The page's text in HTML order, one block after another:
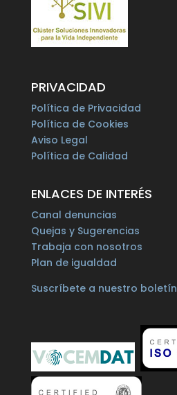
PRIVACIDAD
Política de Privacidad
Política de Cookies
Aviso Legal
Política de Calidad
ENLACES DE INTERÉS
Canal denuncias
Quejas y Sugerencias
Trabaja con nosotros
Plan de igualdad
Suscríbete a nuestro boletín